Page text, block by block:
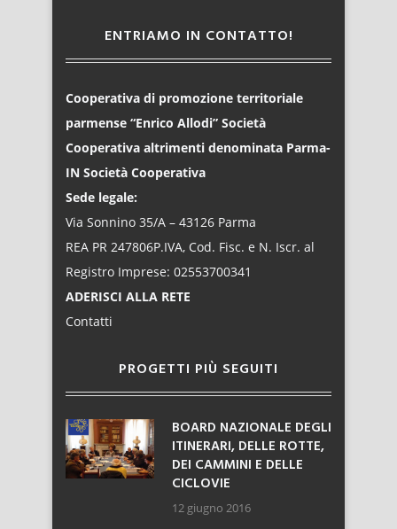
ENTRIAMO IN CONTATTO!
Cooperativa di promozione territoriale
parmense “Enrico Allodi” Società
Cooperativa altrimenti denominata Parma-
IN Società Cooperativa
Sede legale:
Via Sonnino 35/A – 43126 Parma
REA PR 247806P.IVA, Cod. Fisc. e N. Iscr. al
Registro Imprese: 02553700341
ADERISCI ALLA RETE
Contatti
PROGETTI PIÙ SEGUITI
BOARD NAZIONALE DEGLI
ITINERARI, DELLE ROTTE,
DEI CAMMINI E DELLE
CICLOVIE
12 giugno 2016